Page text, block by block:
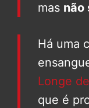
mas não
Há uma
Longe
que é